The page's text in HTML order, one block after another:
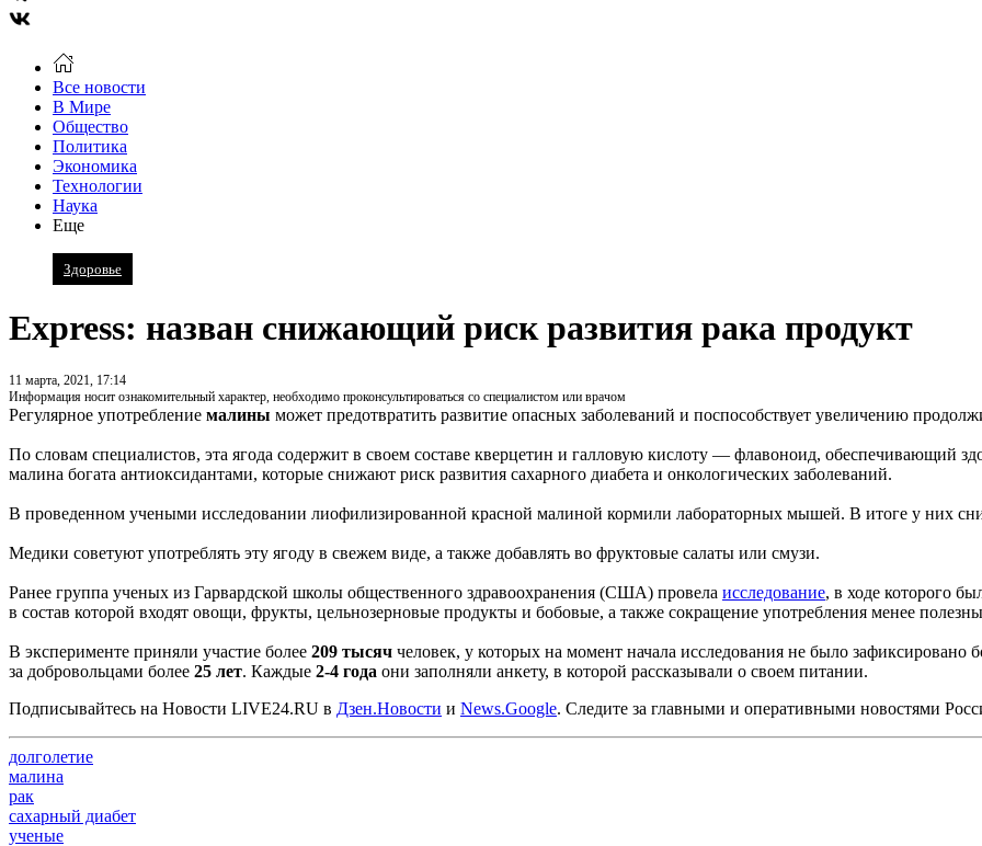
Все новости
В Мире
Общество
Политика
Экономика
Технологии
Наука
Еще
Здоровье
Express: назван снижающий риск развития рака продукт
11 марта, 2021, 17:14
Информация носит ознакомительный характер, необходимо проконсультироваться со специалистом или врачом
Регулярное употребление малины может предотвратить развитие опасных заболеваний и поспособствует увеличению
По словам специалистов, эта ягода содержит в своем составе кверцетин и галловую кислоту — флавоноид, обеспечивающий
малина богата антиоксидантами, которые снижают риск развития сахарного диабета и онкологических заболеваний.
В проведенном учеными исследовании лиофилизированной красной малиной кормили лабораторных мышей. В итоге у них
Медики советуют употреблять эту ягоду в свежем виде, а также добавлять во фруктовые салаты или смузи.
Ранее группа ученых из Гарвардской школы общественного здравоохранения (США) провела исследование, в ходе которого
в состав которой входят овощи, фрукты, цельнозерновые продукты и бобовые, а также сокращение употребления менее
В эксперименте приняли участие более 209 тысяч человек, у которых на момент начала исследования не было
за добровольцами более 25 лет. Каждые 2-4 года они заполняли анкету, в которой рассказывали о своем питании.
Подписывайтесь на Новости LIVE24.RU в Дзен.Новости и News.Google. Следите за главными и оперативными новостями
долголетие
малина
рак
сахарный диабет
ученые